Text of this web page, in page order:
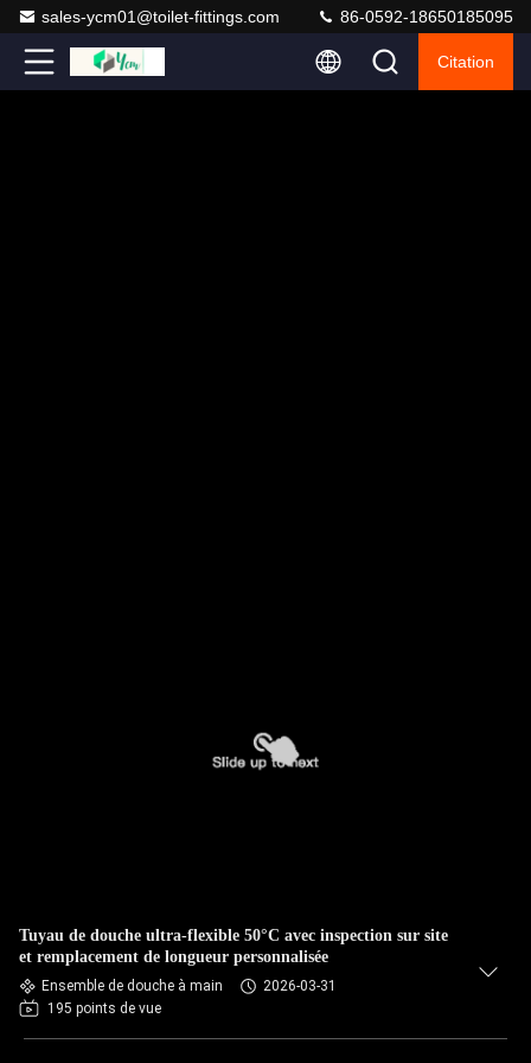
sales-ycm01@toilet-fittings.com 86-0592-18650185095
Citation
Tuyau de douche ultra-flexible 50°C avec inspection sur site
et remplacement de longueur personnalisée
Ensemble de douche à main
2026-03-31
195 points de vue